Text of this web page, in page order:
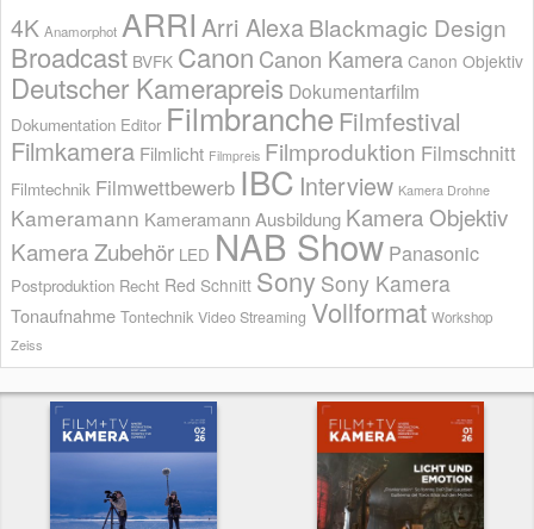
4K Anamorphot ARRI Arri AlexaBlackmagic Design
Broadcast BVFK Canon Canon Kamera Canon Objektiv
Deutscher Kamerapreis Dokumentarfilm
Dokumentation Editor Filmbranche Filmfestival
Filmkamera Filmlicht Filmpreis Filmproduktion Filmschnitt
Filmtechnik Filmwettbewerb IBC Interview Kamera Drohne
Kameramann Kameramann Ausbildung Kamera Objektiv
Kamera Zubehör LED NAB Show Panasonic
Postproduktion Recht Red Schnitt Sony Sony Kamera
Tonaufnahme Tontechnik Video Streaming Vollformat Workshop
Zeiss